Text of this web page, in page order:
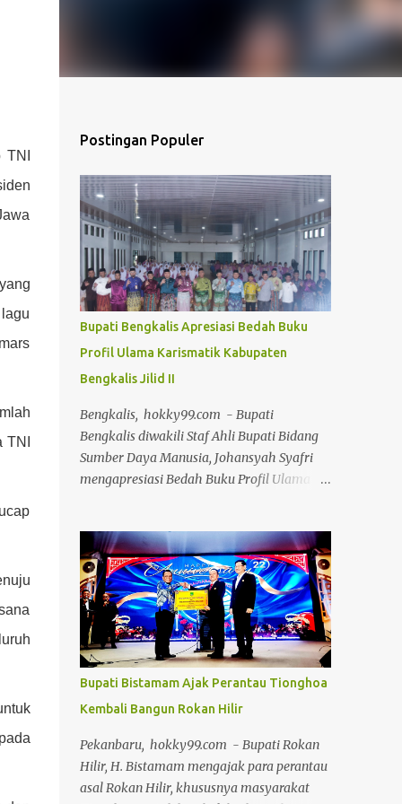
Postingan Populer
Bupati Bengkalis Apresiasi Bedah Buku
Profil Ulama Karismatik Kabupaten
Bengkalis Jilid II
Bengkalis, hokky99.com - Bupati
Bengkalis diwakili Staf Ahli Bupati Bidang
Sumber Daya Manusia, Johansyah Syafri
mengapresiasi Bedah Buku Profil Ulama
Indonesia (MUI) Kabupaten Bengkalis,
dalam rangka Milad MUI ke-51 tahun.
Kegiatan bedah buku ini, dilakukan secara
daring maupun during dengan
menghadirkan berbagai tokoh selaku
narasumber, Jumat 24 Juli 2026, di aula
gedung Diklat Jalan Kelapapati Darat
Bengkalis. Dalam sambutannya, Johan
mengatakan, kegiatan bedah buku ini
memiliki makna yang sangat penting
karena bukan sekadar membahas isi
sebuah buku, tetapi juga menggali kembali
Bupati Bistamam Ajak Perantau Tionghoa
Kembali Bangun Rokan Hilir
Pekanbaru, hokky99.com - Bupati Rokan
Hilir, H. Bistamam mengajak para perantau
asal Rokan Hilir, khususnya masyarakat